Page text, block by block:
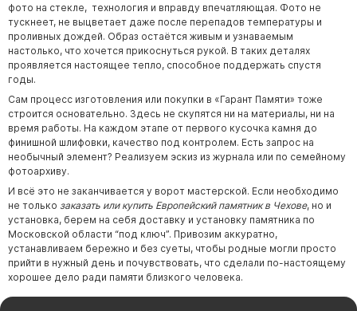
фото на стекле, технология и вправду впечатляющая. Фото не
тускнеет, не выцветает даже после перепадов температуры и
проливных дождей. Образ остаётся живым и узнаваемым
настолько, что хочется прикоснуться рукой. В таких деталях
проявляется настоящее тепло, способное поддержать спустя
годы.
Сам процесс изготовления или покупки в «Гарант Памяти» тоже
строится основательно. Здесь не скупятся ни на материалы, ни на
время работы. На каждом этапе от первого кусочка камня до
финишной шлифовки, качество под контролем. Есть запрос на
необычный элемент? Реализуем эскиз из журнала или по семейному
фотоархиву.
И всё это не заканчивается у ворот мастерской. Если необходимо
не только заказать или купить Европейский памятник в Чехове, но и
установка, берем на себя доставку и установку памятника по
Московской области “под ключ”. Привозим аккуратно,
устанавливаем бережно и без суеты, чтобы родные могли просто
прийти в нужный день и почувствовать, что сделали по-настоящему
хорошее дело ради памяти близкого человека.